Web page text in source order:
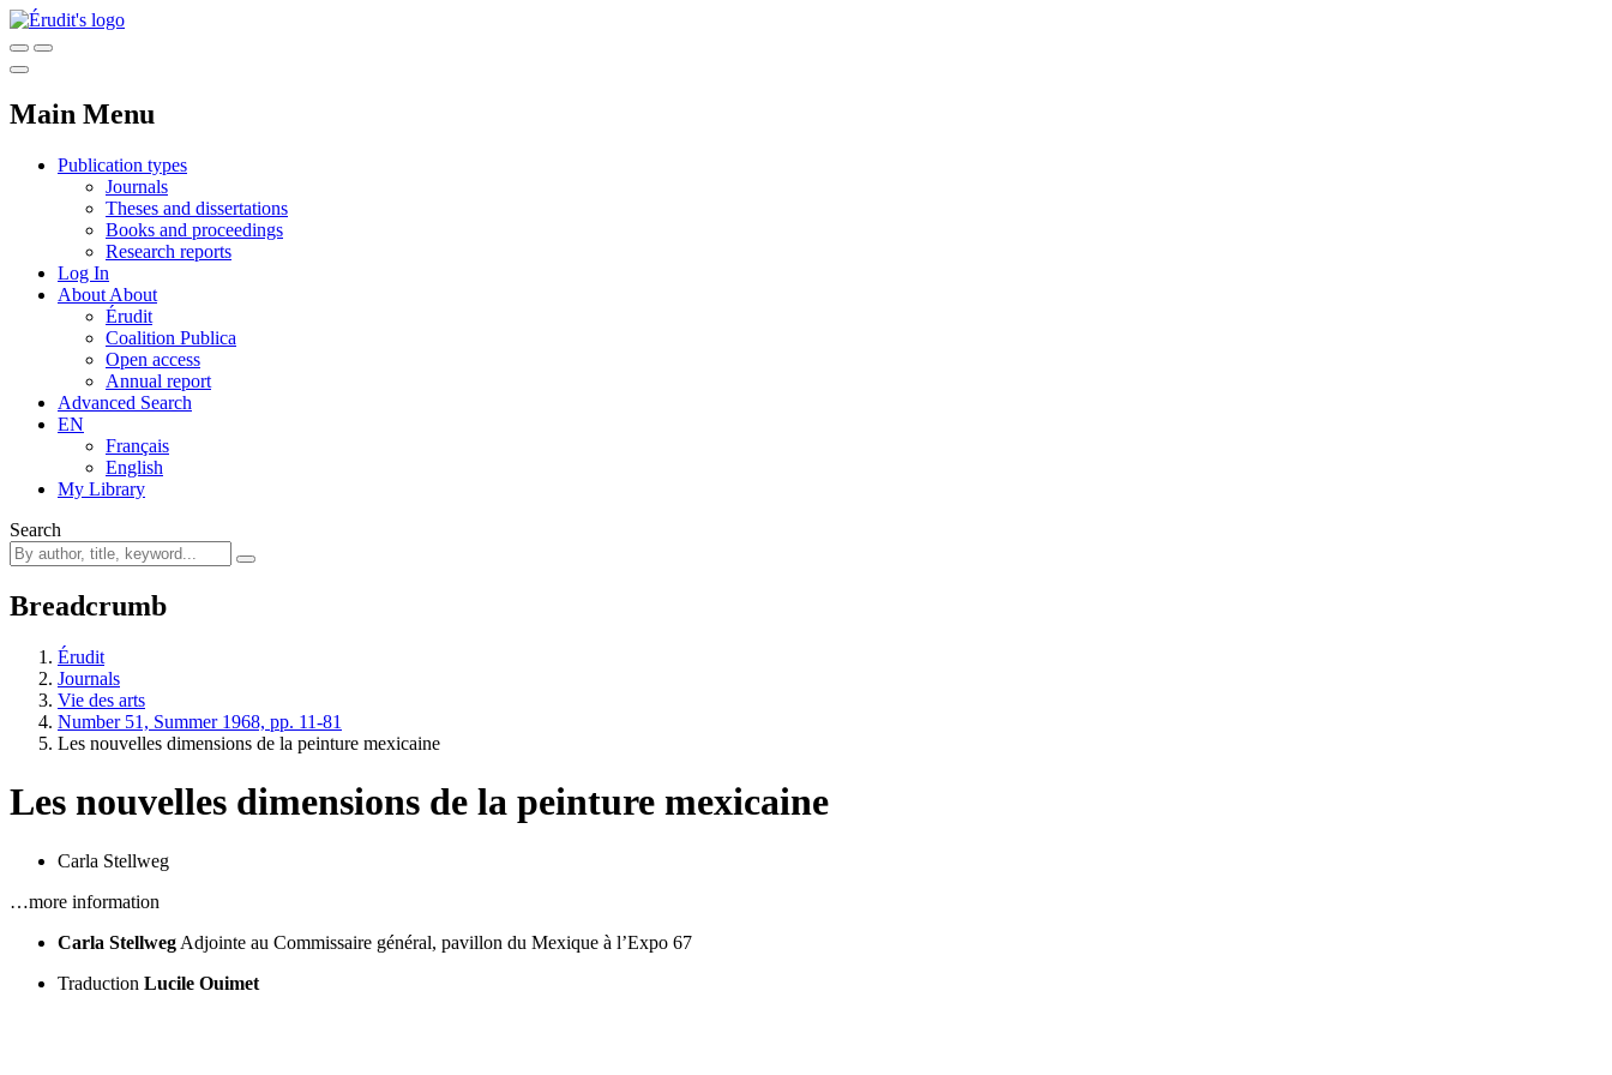
Main Menu
Publication types
Journals
Theses and dissertations
Books and proceedings
Research reports
Log In
About About
Érudit
Coalition Publica
Open access
Annual report
Advanced Search
EN
Français
English
My Library
Search
Breadcrumb
Érudit
Journals
Vie des arts
Number 51, Summer 1968, pp. 11-81
Les nouvelles dimensions de la peinture mexicaine
Les nouvelles dimensions de la peinture mexicaine
Carla Stellweg
…more information
Carla Stellweg Adjointe au Commissaire général, pavillon du Mexique à l’Expo 67
Traduction Lucile Ouimet